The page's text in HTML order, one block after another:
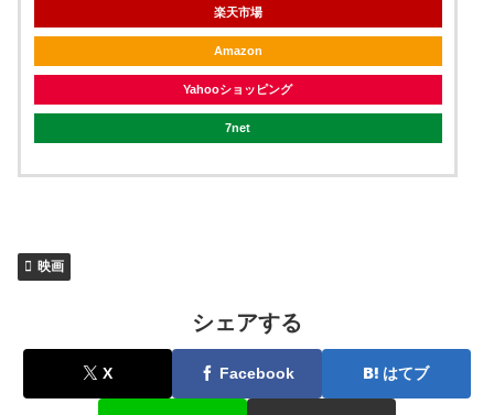
楽天市場
Amazon
Yahooショッピング
7net
映画
シェアする
X Facebook はてブ